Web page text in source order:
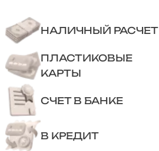
НАЛИЧНЫЙ РАСЧЕТ
ПЛАСТИКОВЫЕ
КАРТЫ
СЧЕТ В БАНКЕ
В КРЕДИТ